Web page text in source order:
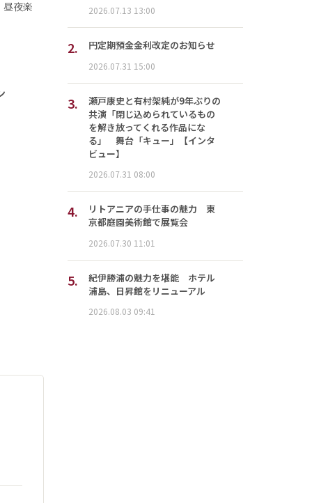
昼夜楽
2026.07.13 13:00
2. 円定期預金金利改定のお知らせ
2026.07.31 15:00
3.
瀬戸康史と有村架純が9年ぶりの
共演「閉じ込められているもの
を解き放ってくれる作品にな
る」 舞台「キュー」【インタ
ビュー】
2026.07.31 08:00
4.
リトアニアの手仕事の魅力 東
京都庭園美術館で展覧会
2026.07.30 11:01
5.
紀伊勝浦の魅力を堪能 ホテル
浦島、日昇館をリニューアル
2026.08.03 09:41